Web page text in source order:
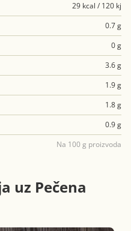
29 kcal / 120 kj
0.7 g
0 g
3.6 g
1.9 g
1.8 g
0.9 g
Na 100 g proizvoda
uz Pečena